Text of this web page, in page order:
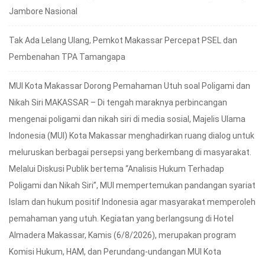
Jambore Nasional
Tak Ada Lelang Ulang, Pemkot Makassar Percepat PSEL dan
Pembenahan TPA Tamangapa
MUI Kota Makassar Dorong Pemahaman Utuh soal Poligami dan
Nikah Siri MAKASSAR – Di tengah maraknya perbincangan
mengenai poligami dan nikah siri di media sosial, Majelis Ulama
Indonesia (MUI) Kota Makassar menghadirkan ruang dialog untuk
meluruskan berbagai persepsi yang berkembang di masyarakat.
Melalui Diskusi Publik bertema “Analisis Hukum Terhadap
Poligami dan Nikah Siri”, MUI mempertemukan pandangan syariat
Islam dan hukum positif Indonesia agar masyarakat memperoleh
pemahaman yang utuh. Kegiatan yang berlangsung di Hotel
Almadera Makassar, Kamis (6/8/2026), merupakan program
Komisi Hukum, HAM, dan Perundang-undangan MUI Kota